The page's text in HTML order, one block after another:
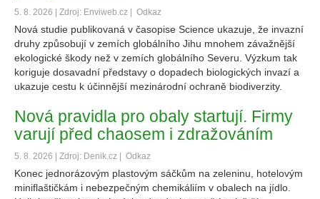
5. 8. 2026 | Zdroj: Enviweb.cz | Odkaz
Nová studie publikovaná v časopise Science ukazuje, že invazní
druhy způsobují v zemích globálního Jihu mnohem závažnější
ekologické škody než v zemích globálního Severu. Výzkum tak
koriguje dosavadní představy o dopadech biologických invazí a
ukazuje cestu k účinnější mezinárodní ochraně biodiverzity.
Nová pravidla pro obaly startují. Firmy
varují před chaosem i zdražováním
5. 8. 2026 | Zdroj: Denik.cz | Odkaz
Konec jednorázovým plastovým sáčkům na zeleninu, hotelovým
miniflaštičkám i nebezpečným chemikáliím v obalech na jídlo.